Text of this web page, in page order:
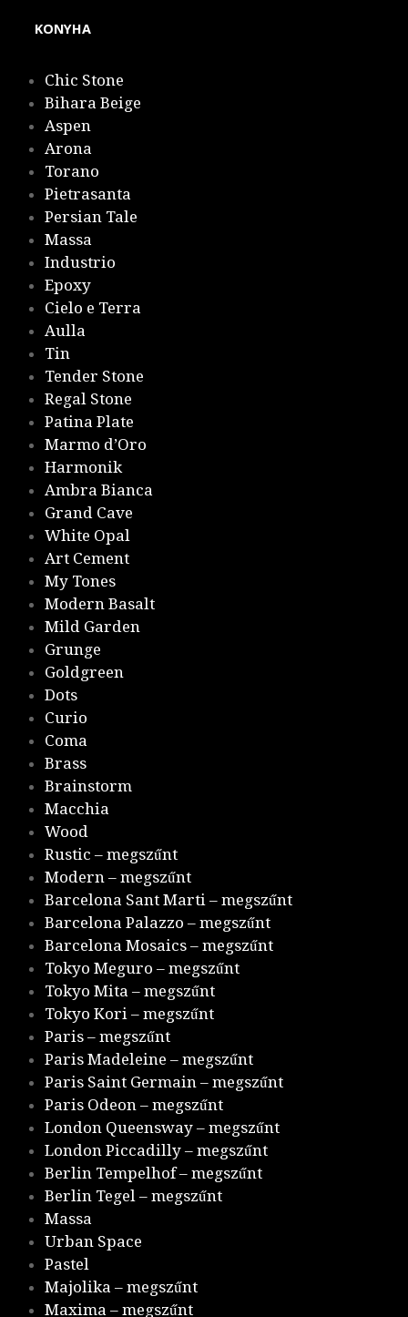
KONYHA
Chic Stone
Bihara Beige
Aspen
Arona
Torano
Pietrasanta
Persian Tale
Massa
Industrio
Epoxy
Cielo e Terra
Aulla
Tin
Tender Stone
Regal Stone
Patina Plate
Marmo d’Oro
Harmonik
Ambra Bianca
Grand Cave
White Opal
Art Cement
My Tones
Modern Basalt
Mild Garden
Grunge
Goldgreen
Dots
Curio
Coma
Brass
Brainstorm
Macchia
Wood
Rustic – megszűnt
Modern – megszűnt
Barcelona Sant Marti – megszűnt
Barcelona Palazzo – megszűnt
Barcelona Mosaics – megszűnt
Tokyo Meguro – megszűnt
Tokyo Mita – megszűnt
Tokyo Kori – megszűnt
Paris – megszűnt
Paris Madeleine – megszűnt
Paris Saint Germain – megszűnt
Paris Odeon – megszűnt
London Queensway – megszűnt
London Piccadilly – megszűnt
Berlin Tempelhof – megszűnt
Berlin Tegel – megszűnt
Massa
Urban Space
Pastel
Majolika – megszűnt
Maxima – megszűnt